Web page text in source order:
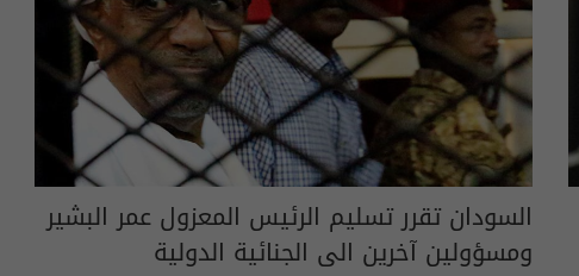
السودان تقرر تسليم الرئيس المعزول عمر البشير
ومسؤولين آخرين الى الجنائية الدولية